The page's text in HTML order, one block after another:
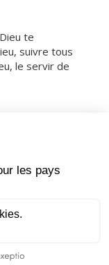
te
suivre tous
le servir de
de nous tout
accomplir